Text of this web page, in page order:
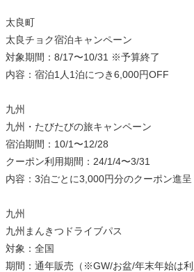
太良町
太良チョク宿泊キャンペーン
対象期間：8/17〜10/31 ※予算終了
内容：宿泊1人1泊につき6,000円OFF
九州
九州・たびたびの旅キャンペーン
宿泊期間：10/1〜12/28
クーポン利用期間：24/1/4〜3/31
内容：3泊ごとに3,000円分のクーポン進呈
九州
九州まんきつドライブパス
対象：全国
期間：通年販売（※GW/お盆/年末年始は利